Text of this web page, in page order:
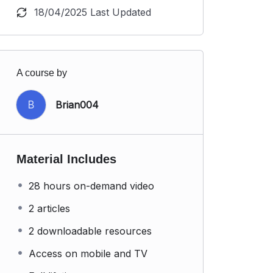
18/04/2025 Last Updated
A course by
B Brian004
Material Includes
28 hours on-demand video
2 articles
2 downloadable resources
Access on mobile and TV